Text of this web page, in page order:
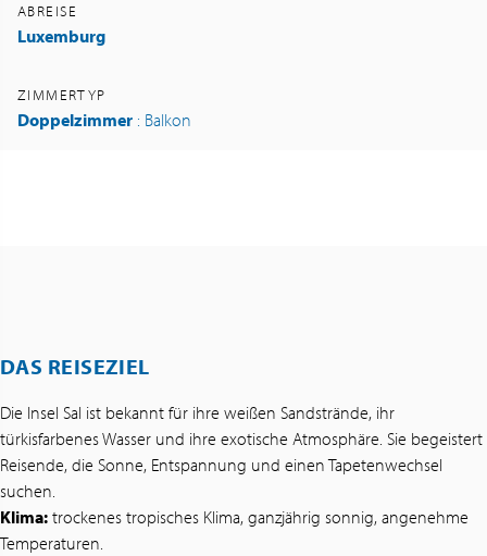
ABREISE
Luxemburg
ZIMMERTYP
Doppelzimmer : Balkon
DAS REISEZIEL
Die Insel Sal ist bekannt für ihre weißen Sandstrände, ihr
türkisfarbenes Wasser und ihre exotische Atmosphäre. Sie begeistert
Reisende, die Sonne, Entspannung und einen Tapetenwechsel
suchen.
Klima: trockenes tropisches Klima, ganzjährig sonnig, angenehme
Temperaturen.